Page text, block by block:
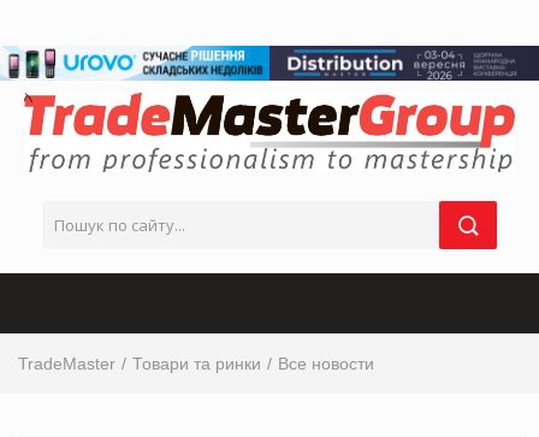
TradeMaster Товари та ринки Все новости